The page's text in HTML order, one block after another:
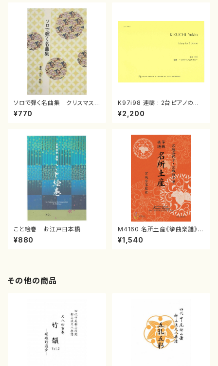
ソロで弾く名曲集 クリスマス・
イブ／恋人がサンタクロース(
箏独奏 /大平光美 編曲/楽
¥770
K97i98 連禱 : 2台ピアノのた
めの（2 Pianos / 菊池 幸夫 /
楽譜）
¥2,200
こと絵巻 お江戸日本橋
¥880
M4160 名所土産《箏曲楽譜》
（箏/宮城喜代子・宮城数江著・
宮城宗家監修/箏曲古典楽譜）
¥1,540
その他の商品